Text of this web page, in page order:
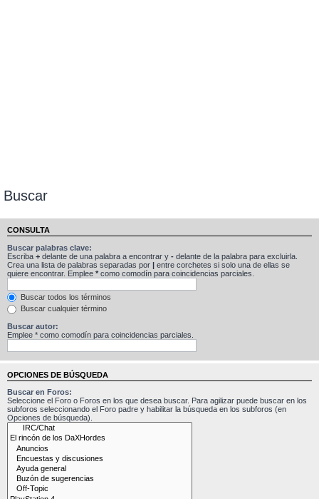
Buscar
CONSULTA
Buscar palabras clave:
Escriba + delante de una palabra a encontrar y - delante de la palabra para excluirla.
Crea una lista de palabras separadas por | entre corchetes si solo una de ellas se
quiere encontrar. Emplee * como comodín para coincidencias parciales.
Buscar todos los términos
Buscar cualquier término
Buscar autor:
Emplee * como comodín para coincidencias parciales.
OPCIONES DE BÚSQUEDA
Buscar en Foros:
Seleccione el Foro o Foros en los que desea buscar. Para agilizar puede buscar en los
subforos seleccionando el Foro padre y habilitar la búsqueda en los subforos (en
Opciones de búsqueda).